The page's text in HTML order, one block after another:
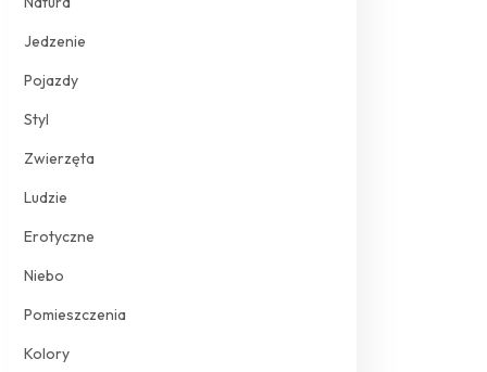
Jedzenie
Pojazdy
Styl
Zwierzęta
Ludzie
Erotyczne
Niebo
Pomieszczenia
Kolory